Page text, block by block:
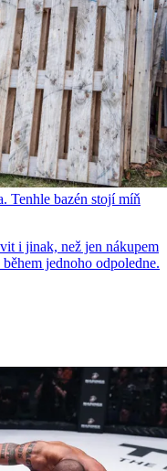
Tenhle bazén stojí míň
i jinak, než jen nákupem
jednoho odpoledne.